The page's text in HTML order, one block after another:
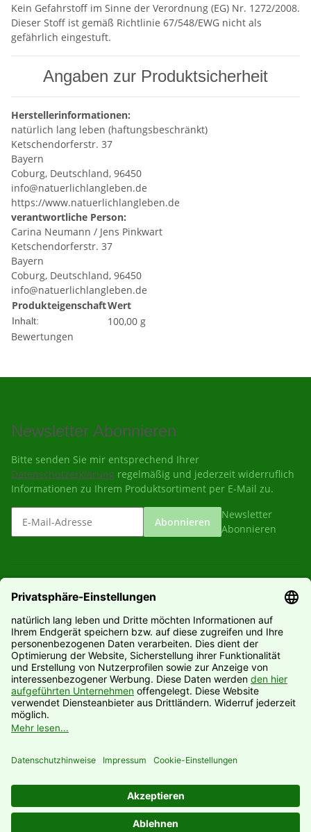
Kein Gefahrstoff im Sinne der Verordnung (EG) Nr. 1272/2008.
Dieser Stoff ist gemäß Richtlinie 67/548/EWG nicht als
gefährlich eingestuft.
Angaben zur Produktsicherheit
Herstellerinformationen:
natürlich lang leben (haftungsbeschränkt)
Ketschendorferstr. 37
Bayern
Coburg, Deutschland, 96450
info@natuerlichlangleben.de
https://www.natuerlichlangleben.de
verantwortliche Person:
Carina Neumann / Jens Pinkwart
Ketschendorferstr. 37
Bayern
Coburg, Deutschland, 96450
info@natuerlichlangleben.de
ProdukteigenschaftWert
Inhalt:
100,00 g
Bewertungen
Newsletter Abonnieren
Bitte senden Sie mir entsprechend Ihrer
Datenschutzerklärung regelmäßig und jederzeit widerruflich
Informationen zu Ihrem Produktsortiment per E-Mail zu.
Abonnieren
Newsletter
Abonnieren
Informationen
Hersteller
Vertrag widerrufen
© Natürlich lang leben UG (haftungsbeschränkt)
Powered byJTL-Shop